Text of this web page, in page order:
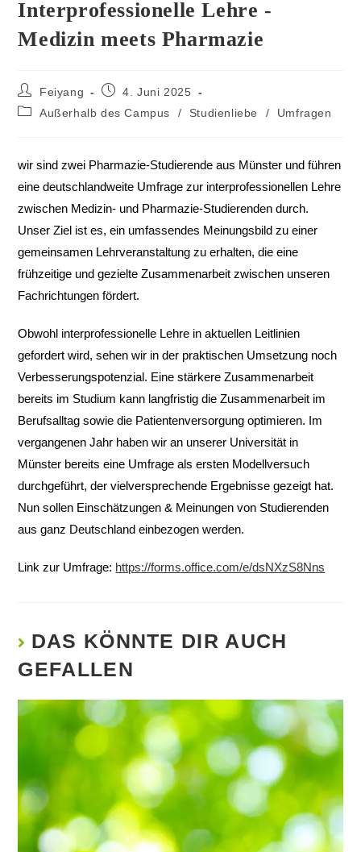
Interprofessionelle Lehre -
Medizin meets Pharmazie
Feiyang
4. Juni 2025
Außerhalb des Campus
/ Studienliebe / Umfragen
wir sind zwei Pharmazie-Studierende aus Münster und führen
eine deutschlandweite Umfrage zur interprofessionellen Lehre
zwischen Medizin- und Pharmazie-Studierenden durch.
Unser Ziel ist es, ein umfassendes Meinungsbild zu einer
gemeinsamen Lehrveranstaltung zu erhalten, die eine
frühzeitige und gezielte Zusammenarbeit zwischen unseren
Fachrichtungen fördert.
Obwohl interprofessionelle Lehre in aktuellen Leitlinien
gefordert wird, sehen wir in der praktischen Umsetzung noch
Verbesserungspotenzial. Eine stärkere Zusammenarbeit
bereits im Studium kann langfristig die Zusammenarbeit im
Berufsalltag sowie die Patientenversorgung optimieren. Im
vergangenen Jahr haben wir an unserer Universität in
Münster bereits eine Umfrage als ersten Modellversuch
durchgeführt, der vielversprechende Ergebnisse gezeigt hat.
Nun sollen Einschätzungen & Meinungen von Studierenden
aus ganz Deutschland einbezogen werden.
Link zur Umfrage: https://forms.office.com/e/dsNXzS8Nns
DAS KÖNNTE DIR AUCH
GEFALLEN